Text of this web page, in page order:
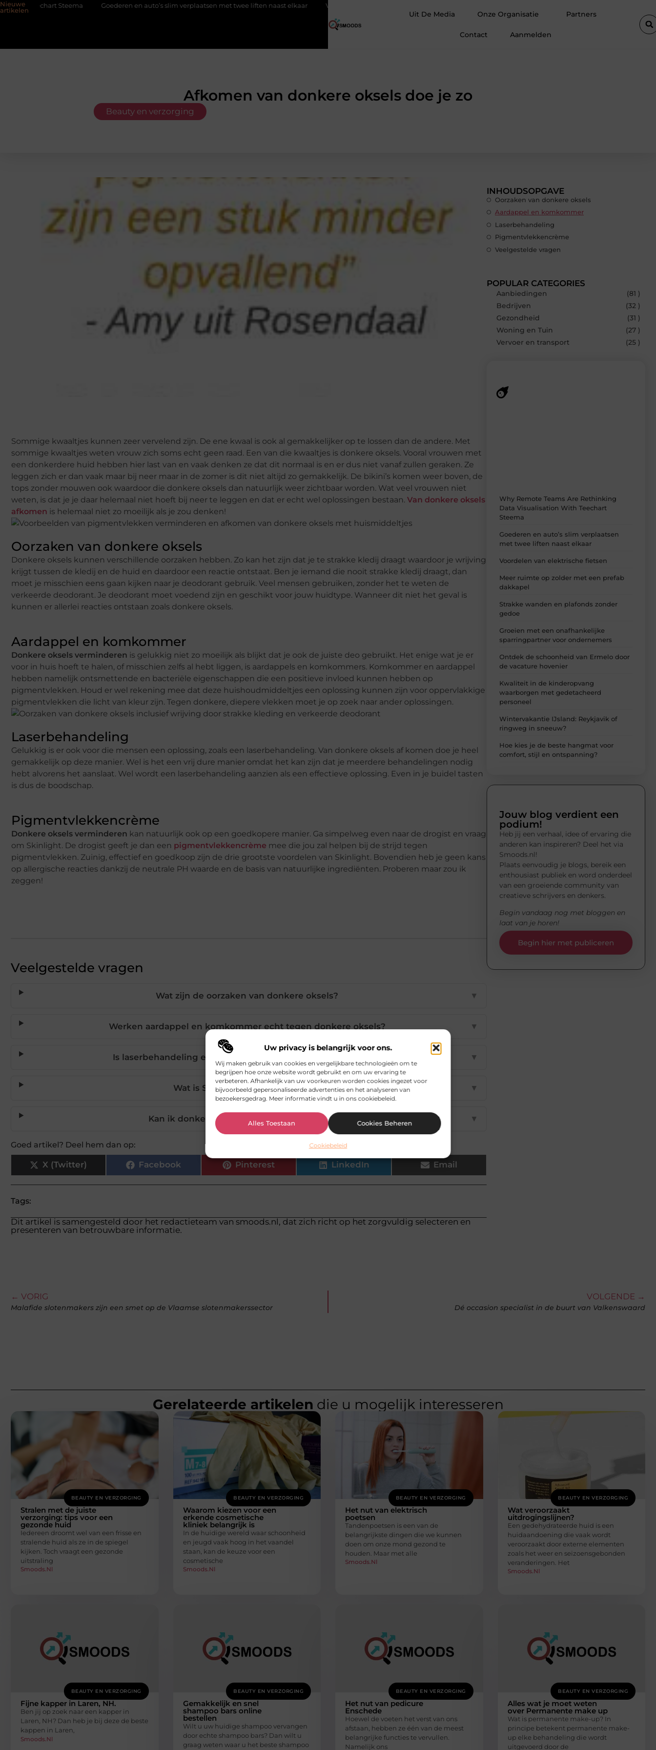
Uw privacy is belangrijk voor ons.
Wij maken gebruik van cookies en vergelijkbare technologieën om te
begrijpen hoe onze website wordt gebruikt en om uw ervaring te
verbeteren. Afhankelijk van uw voorkeuren worden cookies ingezet voor
bijvoorbeeld gepersonaliseerde advertenties en het analyseren van
bezoekersgedrag. Meer informatie vindt u in ons cookiebeleid.
Alles Toestaan Cookies Beheren
Cookiebeleid
Nieuwe
artikelen
Steema Goederen en auto’s slim verplaatsen met twee liften naast elkaar Voordelen van elektrische fietsen
Uit De Media Onze Organisatie Partners
Contact Aanmelden
Afkomen van donkere oksels doe je zo
Beauty en verzorging
Sommige kwaaltjes kunnen zeer vervelend zijn. De ene kwaal is ook al gemakkelijker op te lossen dan de andere. Met
sommige kwaaltjes weten vrouw zich soms echt geen raad. Een van die kwaaltjes is donkere oksels. Vooral vrouwen met
een donkerdere huid hebben hier last van en vaak denken ze dat dit normaal is en er dus niet vanaf zullen geraken. Ze
leggen zich er dan vaak maar bij neer maar in de zomer is dit niet altijd zo gemakkelijk. De bikini’s komen weer boven, de
tops zonder mouwen ook waardoor die donkere oksels dan natuurlijk weer zichtbaar worden. Wat veel vrouwen niet
weten, is dat je je daar helemaal niet hoeft bij neer te leggen en dat er echt wel oplossingen bestaan. Van donkere oksels
afkomen is helemaal niet zo moeilijk als je zou denken!
Oorzaken van donkere oksels
Donkere oksels kunnen verschillende oorzaken hebben. Zo kan het zijn dat je te strakke kledij draagt waardoor je wrijving
krijgt tussen de kledij en de huid en daardoor een reactie ontstaat. Ben je iemand die nooit strakke kledij draagt, dan
moet je misschien eens gaan kijken naar je deodorant gebruik. Veel mensen gebruiken, zonder het te weten de
verkeerde deodorant. Je deodorant moet voedend zijn en geschikt voor jouw huidtype. Wanneer dit niet het geval is
kunnen er allerlei reacties ontstaan zoals donkere oksels.
Aardappel en komkommer
Donkere oksels verminderen is gelukkig niet zo moeilijk als blijkt dat je ook de juiste deo gebruikt. Het enige wat je er
voor in huis hoeft te halen, of misschien zelfs al hebt liggen, is aardappels en komkommers. Komkommer en aardappel
hebben namelijk ontsmettende en bacteriële eigenschappen die een positieve invloed kunnen hebben op
pigmentvlekken. Houd er wel rekening mee dat deze huishoudmiddeltjes een oplossing kunnen zijn voor oppervlakkige
pigmentvlekken die licht van kleur zijn. Tegen donkere, diepere vlekken moet je op zoek naar ander oplossingen.
Laserbehandeling
Gelukkig is er ook voor die mensen een oplossing, zoals een laserbehandeling. Van donkere oksels af komen doe je heel
gemakkelijk op deze manier. Wel is het een vrij dure manier omdat het kan zijn dat je meerdere behandelingen nodig
hebt alvorens het aanslaat. Wel wordt een laserbehandeling aanzien als een effectieve oplossing. Even in je buidel tasten
is dus de boodschap.
Pigmentvlekkencrème
Donkere oksels verminderen kan natuurlijk ook op een goedkopere manier. Ga simpelweg even naar de drogist en vraag
om Skinlight. De drogist geeft je dan een pigmentvlekkencrème mee die jou zal helpen bij de strijd tegen
pigmentvlekken. Zuinig, effectief en goedkoop zijn de drie grootste voordelen van Skinlight. Bovendien heb je geen kans
op allergische reacties dankzij de neutrale PH waarde en de basis van natuurlijke ingrediënten. Proberen maar zou ik
zeggen!
Veelgestelde vragen
Wat zijn de oorzaken van donkere oksels? ▼
Werken aardappel en komkommer echt tegen donkere oksels? ▼
Is laserbehandeling een goed oplossing voor donkere oksels? ▼
Wat is Skinlight en hoe helpt het? ▼
Kan ik donkere oksels zelf thuis behandelen? ▼
Goed artikel? Deel hem dan op:
X (Twitter) Facebook Pinterest LinkedIn Email
Tags:
Dit artikel is samengesteld door het redactieteam van smoods.nl, dat zich richt op het zorgvuldig selecteren en
presenteren van betrouwbare informatie.
INHOUDSOPGAVE
Oorzaken van donkere oksels
Aardappel en komkommer
Laserbehandeling
Pigmentvlekkencrème
Veelgestelde vragen
POPULAR CATEGORIES
Aanbiedingen
(81 )
Bedrijven
(32 )
Gezondheid
(31 )
Woning en Tuin
(27 )
Vervoer en transport
(25 )
Why Remote Teams Are Rethinking
Data Visualisation With Teechart
Steema
Goederen en auto’s slim verplaatsen
met twee liften naast elkaar
Voordelen van elektrische fietsen
Meer ruimte op zolder met een prefab
dakkapel
Strakke wanden en plafonds zonder
gedoe
Groeien met een onafhankelijke
sparringpartner voor ondernemers
Ontdek de schoonheid van Ermelo door
de vacature hovenier
Kwaliteit in de kinderopvang
waarborgen met gedetacheerd
personeel
Wintervakantie IJsland: Reykjavik of
ringweg in sneeuw?
Hoe kies je de beste hangmat voor
comfort, stijl en ontspanning?
Jouw blog verdient een
podium!
Heb jij een verhaal, idee of ervaring die
anderen kan inspireren? Deel het via
Smoods.nl!
Plaats eenvoudig je blogs, bereik een
enthousiast publiek en word onderdeel
van een groeiende community van
creatieve schrijvers en denkers.
Begin vandaag nog met bloggen en
laat van je horen!
Begin hier met publiceren
← VORIG
Malafide slotenmakers zijn een smet op de Vlaamse slotenmakerssector
VOLGENDE →
Dé occasion specialist in de buurt van Valkenswaard
Gerelateerde artikelen die u mogelijk interesseren
BEAUTY EN VERZORGING
Stralen met de juiste
verzorging: tips voor een
gezonde huid
Iedereen droomt wel van een frisse en
stralende huid als ze in de spiegel
kijken. Toch vraagt een gezonde
uitstraling
Smoods.nl
BEAUTY EN VERZORGING
Waarom kiezen voor een
erkende cosmetische
kliniek belangrijk is
In de huidige wereld waar schoonheid
en jeugd vaak hoog in het vaandel
staan, kan de keuze voor een
cosmetische
Smoods.nl
BEAUTY EN VERZORGING
Het nut van elektrisch
poetsen
Tandenpoetsen is een van de
belangrijkste dingen die we kunnen
doen om onze mond gezond te
houden. Maar met alle
Smoods.nl
BEAUTY EN VERZORGING
Wat veroorzaakt
uitdrogingslijnen?
Een gedehydrateerde huid is een
huidaandoening die vaak wordt
veroorzaakt door externe elementen
zoals het weer en seizoensgebonden
veranderingen. Het
Smoods.nl
BEAUTY EN VERZORGING
Fijne kapper in Laren, NH.
Ben jij op zoek naar een kapper in
Laren, NH? Dan heb je bij deze de beste
kappen in Laren,
Smoods.nl
BEAUTY EN VERZORGING
Gemakkelijk en snel
shampoo bars online
bestellen
Wilt u uw huidige shampoo vervangen
door echte shampoo bars? Dan wilt u
graag weten waar u het beste shampoo
BEAUTY EN VERZORGING
Het nut van pedicure
Enschede
Hoewel de voeten het verst van ons
afstaan, hebben ze één van de meest
belangrijke functies te vervullen.
Namelijk ons
BEAUTY EN VERZORGING
Alles wat je moet weten
over Permanente make up
Wat is permanente make-up? In
principe betekent permanente make-
up elke behandeling die wordt
uitgevoerd door de